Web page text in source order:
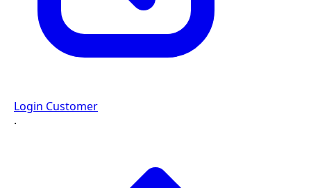
Login Customer
·